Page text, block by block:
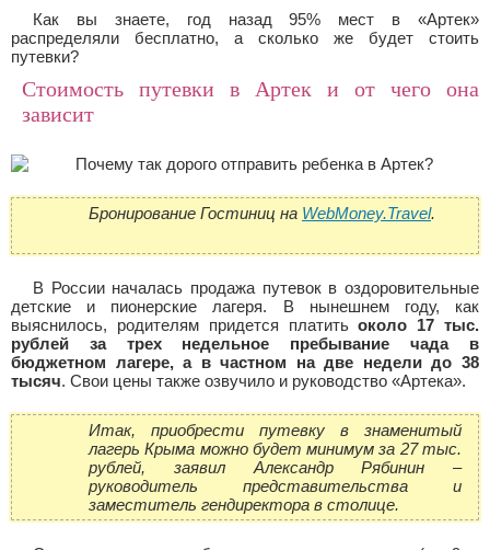
Как вы знаете, год назад 95% мест в «Артек»
распределяли бесплатно, а сколько же будет стоить
путевки?
Стоимость путевки в Артек и от чего она
зависит
Бронирование Гостиниц на WebMoney.Travel.
В России началась продажа путевок в оздоровительные
детские и пионерские лагеря. В нынешнем году, как
выяснилось, родителям придется платитьоколо 17 тыс.
рублей за трех недельное пребывание чада в
бюджетном лагере, а в частном на две недели до 38
тысяч. Свои цены также озвучило и руководство «Артека».
Итак, приобрести путевку в знаменитый
лагерь Крыма можно будет минимум за 27 тыс.
рублей, заявил Александр Рябинин –
руководитель представительства и
заместитель гендиректора в столице.